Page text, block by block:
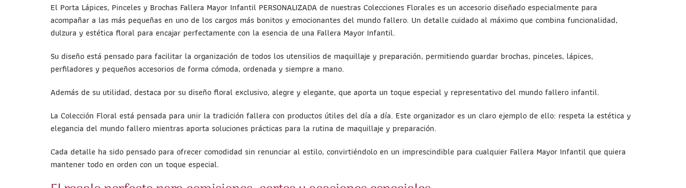
El Porta Lápices, Pinceles y Brochas Fallera Mayor Infantil PERSONALIZADA de nuestras Colecciones Florales es un accesorio diseñado especialmente para
acompañar a las más pequeñas en uno de los cargos más bonitos y emocionantes del mundo fallero. Un detalle cuidado al máximo que combina funcionalidad,
dulzura y estética floral para encajar perfectamente con la esencia de una Fallera Mayor Infantil.
Su diseño está pensado para facilitar la organización de todos los utensilios de maquillaje y preparación, permitiendo guardar brochas, pinceles, lápices,
perfiladores y pequeños accesorios de forma cómoda, ordenada y siempre a mano.
Además de su utilidad, destaca por su diseño floral exclusivo, alegre y elegante, que aporta un toque especial y representativo del mundo fallero infantil.
La Colección Floral está pensada para unir la tradición fallera con productos útiles del día a día. Este organizador es un claro ejemplo de ello: respeta la estética y
elegancia del mundo fallero mientras aporta soluciones prácticas para la rutina de maquillaje y preparación.
Cada detalle ha sido pensado para ofrecer comodidad sin renunciar al estilo, convirtiéndolo en un imprescindible para cualquier Fallera Mayor Infantil que quiera
mantener todo en orden con un toque especial.